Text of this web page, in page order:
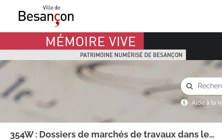
Mémoire Vive patrimoine numérisé de Besançon
Aide à la
354W : Dossiers de marchés de travaux dans les zones industrielles, les zones d'aménagement concertées (ZAC) et sur la voirie communale.